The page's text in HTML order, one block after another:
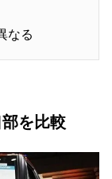
なる
を比較